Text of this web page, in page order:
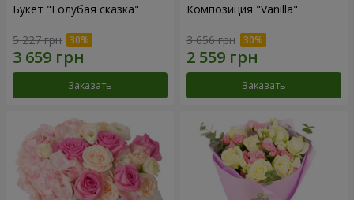
Букет "Голубая сказка"
5 227 грн
Заказать
Композиция "Vanilla"
3 656 грн
Заказать